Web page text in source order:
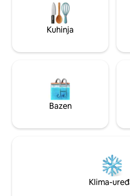
pušenje, kućni ljubimci ni
Naknada za čišćenje uključuje
za kvalitetnu posteljinu NAPOMENA:
otprilike sredinom siječnja na
Kuhinja
Bazen
Klima-